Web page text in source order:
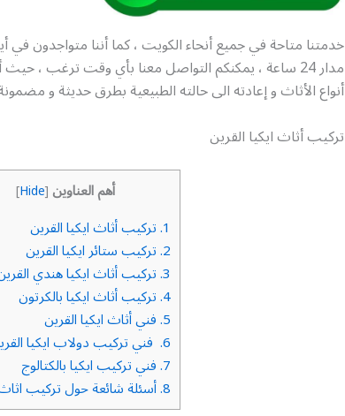
خدمتنا متاحة في جميع أنحاء الكويت ، كما أننا متواجدون في
مدار 24 ساعة ، يمكنكم التواصل معنا بأي وقت ترغب ،
أنواع الأثاث و إعادته الى حالته الطبيعية بطرق حديثة و
تركيب أثاث ايكيا القرين
أهم العناوين [
Hide
]
1. تركيب أثاث ايكيا القرين
2. تركيب ستائر ايكيا القرين
3. تركيب أثاث ايكيا هندي
4. تركيب أثاث ايكيا بالكرتون
5. فني أثاث ايكيا القرين
6. فني تركيب دولاب ايكيا
7. فني تركيب ايكيا بالكتالوج
8. أسئلة شائعة حول تركيب